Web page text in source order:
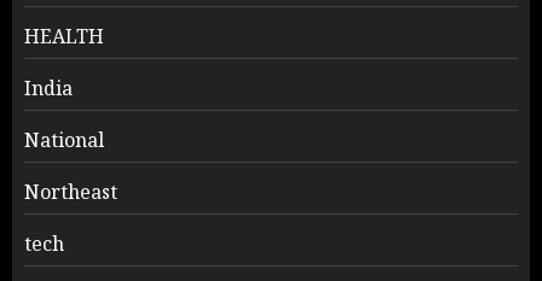
HEALTH
India
National
Northeast
tech